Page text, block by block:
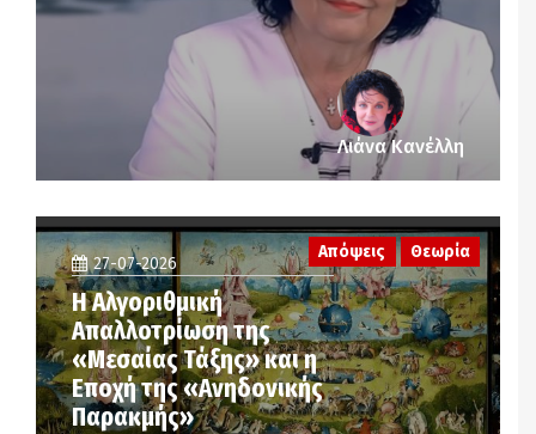
Λιάνα Κανέλλη
27-07-2026
Η Αλγοριθμική
Απαλλοτρίωση της
«Μεσαίας Τάξης» και η
Εποχή της «Ανηδονικής
Παρακμής»
Απόψεις Θεωρία